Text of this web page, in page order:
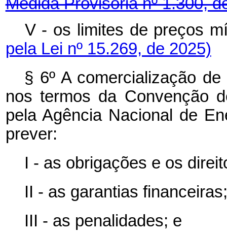
Medida Provisória nº 1.300,
V - os limites de preços
pela Lei nº 15.269, de 2025)
§ 6º A comercialização
nos termos da Convenção
pela Agência Nacional de
prever:
I - as obrigações e os
II - as garantias
III - as penalidades; e